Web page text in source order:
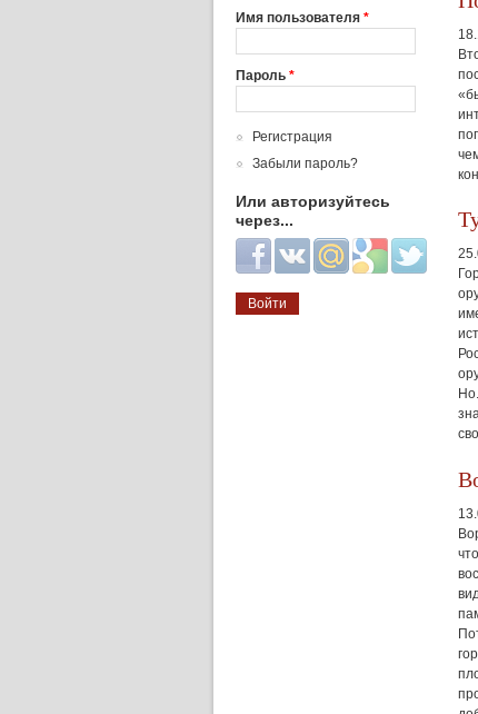
Имя пользователя *
Пароль *
Регистрация
Забыли пароль?
Или авторизуйтесь
через...
Login with Facebook
Login with ВКонтакте
Login with Mail.ru
Login with Google
Login with